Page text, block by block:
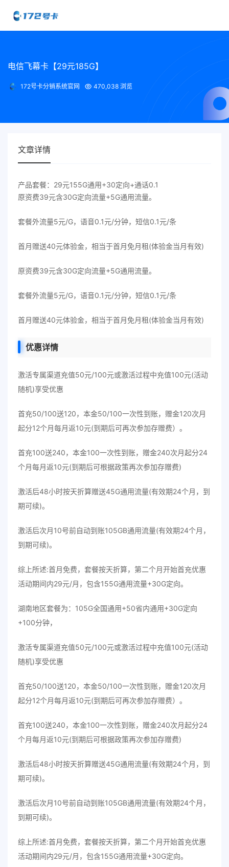
电信飞幕卡【29元185G】
172号卡分销系统官网 470,038 浏览
文章详情
产品套餐：29元155G通用+30定向+通话0.1
原资费39元含30G定向流量+5G通用流量。
套餐外流量5元/G，语音0.1元/分钟，短信0.1元/条
首月赠送40元体验金，相当于首月免月租(体验金当月有效)
原资费39元含30G定向流量+5G通用流量。
套餐外流量5元/G，语音0.1元/分钟，短信0.1元/条
首月赠送40元体验金，相当于首月免月租(体验金当月有效)
优惠详情
激活专属渠道充值50元/100元或激活过程中充值100元(活动
随机)享受优惠
首充50/100送120，本金50/100一次性到账，赠金120次月
起分12个月每月返10元(到期后可再次参加存赠费）。
首充100送240，本金100一次性到账，赠金240次月起分24
个月每月返10元(到期后可根据政策再次参加存赠费)
激活后48小时按天折算赠送45G通用流量(有效期24个月，到
期可续)。
激活后次月10号前自动到账105GB通用流量(有效期24个月，
到期可续)。
综上所述:首月免费，套餐按天折算，第二个月开始首充优惠
活动期间内29元/月，包含155G通用流量+30G定向。
湖南地区套餐为：105G全国通用+50省内通用+30G定向
+100分钟，
激活专属渠道充值50元/100元或激活过程中充值100元(活动
随机)享受优惠
首充50/100送120，本金50/100一次性到账，赠金120次月
起分12个月每月返10元(到期后可再次参加存赠费）。
首充100送240，本金100一次性到账，赠金240次月起分24
个月每月返10元(到期后可根据政策再次参加存赠费)
激活后48小时按天折算赠送45G通用流量(有效期24个月，到
期可续)。
激活后次月10号前自动到账105GB通用流量(有效期24个月，
到期可续)。
综上所述:首月免费，套餐按天折算，第二个月开始首充优惠
活动期间内29元/月，包含155G通用流量+30G定向。